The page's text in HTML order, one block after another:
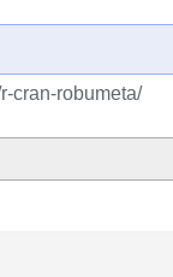
cran-robumeta/